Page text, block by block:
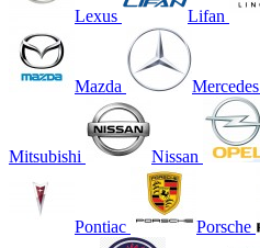
Lexus Lifan
Mazda Mercedes
Mitsubishi Nissan
Pontiac Porsche